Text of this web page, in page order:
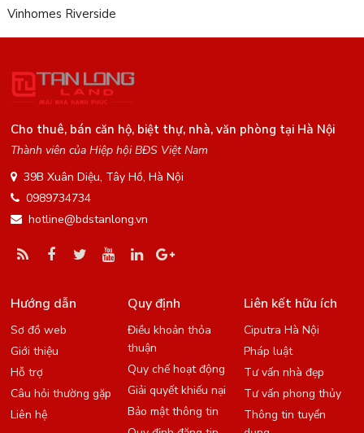
Vinhomes Riverside
Cho thuê, bán căn hộ, biệt thự, nhà, văn phòng tại Hà Nội
Thành viên của Hiệp hội BĐS Việt Nam
39B Xuân Diệu, Tây Hồ, Hà Nội
0989734734
hotline@bdstanlong.vn
Hướng dẫn
Sơ đồ web
Giới thiệu
Hỗ trợ
Câu hỏi thường gặp
Liên hệ
Quy định
Điều khoản thỏa
thuận
Quy chế hoạt động
Giải quyết khiếu nại
Bảo mật thông tin
Liên kết hữu ích
Ciputra Hà Nội
Pháp luật
Tư vấn nhà đẹp
Tư vấn phong thủy
Thông tin tuyển